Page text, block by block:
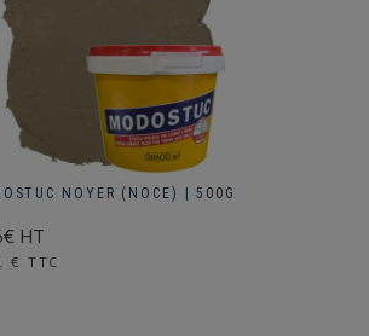
NOYER (NOCE) | 500G
HT
€ TTC